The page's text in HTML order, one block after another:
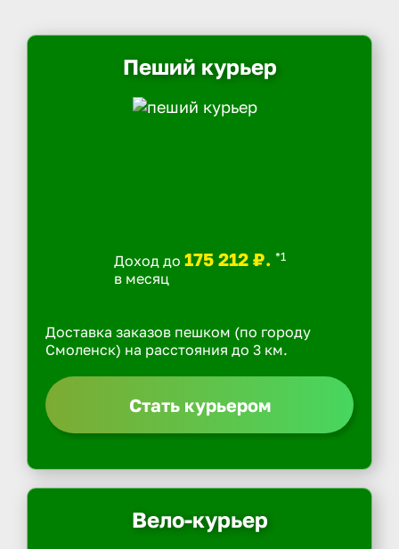
Пеший курьер
Доход до 175 212 ₽. *1
в месяц
Доставка заказов пешком (по городу
Смоленск) на расстояния до 3 км.
Стать курьером
Вело-курьер